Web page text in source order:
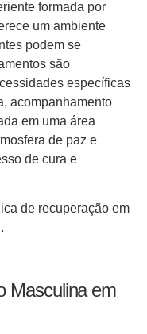
formada por
um ambiente
podem se
são
específicas
acompanhamento
em uma área
de paz e
de cura e
de recuperação em
.
Masculina em